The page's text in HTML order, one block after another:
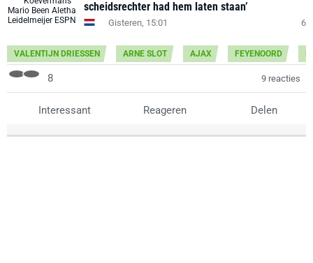
scheidsrechter had hem laten staan’
Gisteren, 15:01 6
VALENTIJN DRIESSEN ARNE SLOT AJAX FEYENOORD
8 9 reacties
Interessant Reageren Delen